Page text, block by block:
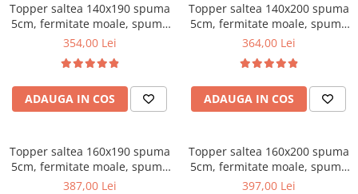
Seturi mobilier hol
Stender haine
Suport pentru umerase
Cuiere
Mese gradinita
Scaune gradinita
Set mese si scaune gradinita
Topper saltea 140x190 spuma
5cm, fermitate moale, spuma
poliuretanica, husa fixa
354,00 Lei
ADAUGA IN COS
Topper saltea 140x200 spuma
5cm, fermitate moale, spuma
poliuretanica, husa fixa
364,00 Lei
ADAUGA IN COS
Topper saltea 160x190 spuma
5cm, fermitate moale, spuma
poliuretanica, husa fixa
387,00 Lei
Topper saltea 160x200 spuma
5cm, fermitate moale, spuma
poliuretanica, husa fixa
397,00 Lei